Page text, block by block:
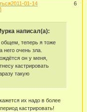
6
2011-01-14
написал(а):
общем, теперь я тоже
него очень зла.
он у меня,
кастрировать
такую
их надо в более
кастрировать!